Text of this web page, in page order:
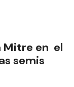
Mitre en el
semis